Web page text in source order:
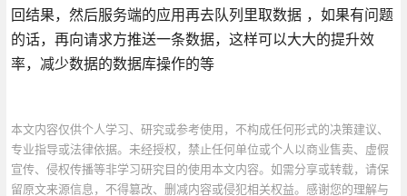
回结果，然后服务端的应用再去队列里取数据 ，如果有问题
的话，再向请求方推送一条数据，这样可以大大的提升效
率，减少数据的数据库操作的等
本文内容仅供个人学习、研究或参考使用，不构成任何形式的决策建议、
专业指导或法律依据。未经授权，禁止任何单位或个人以商业售卖、虚假
宣传、侵权传播等非学习研究目的使用本文内容。如需分享或转载，请保
留原文来源信息，不得篡改、删减内容或侵犯相关权益。感谢您的理解与